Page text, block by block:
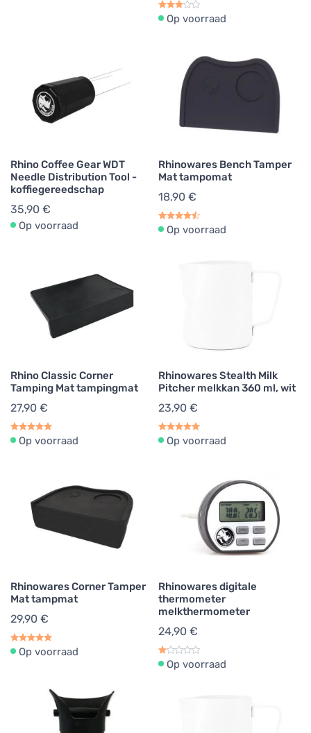
Op voorraad
Rhino Coffee Gear WDT
Needle Distribution Tool -
koffiegereedschap
35,90 €
Op voorraad
Rhinowares Bench Tamper
Mat tampomat
18,90 €
Op voorraad
Rhino Classic Corner
Tamping Mat tampingmat
27,90 €
Op voorraad
Rhinowares Stealth Milk
Pitcher melkkan 360 ml, wit
23,90 €
Op voorraad
Rhinowares Corner Tamper
Mat tampmat
29,90 €
Op voorraad
Rhinowares digitale
thermometer
melkthermometer
24,90 €
Op voorraad